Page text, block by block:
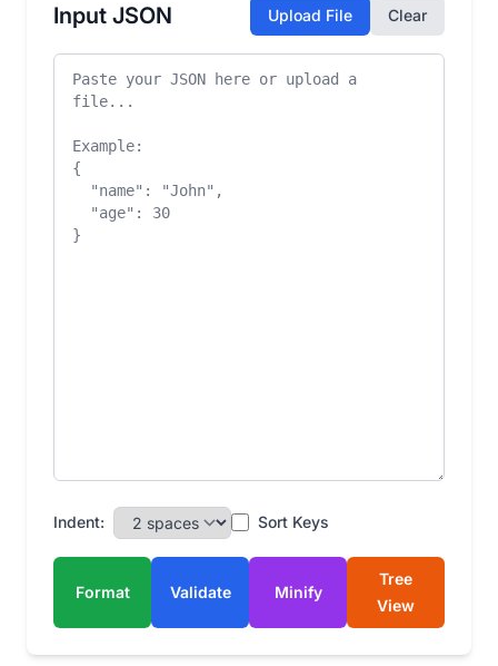
Input JSON Upload File Clear
Indent: Sort Keys
Format Validate Minify
Tree
View